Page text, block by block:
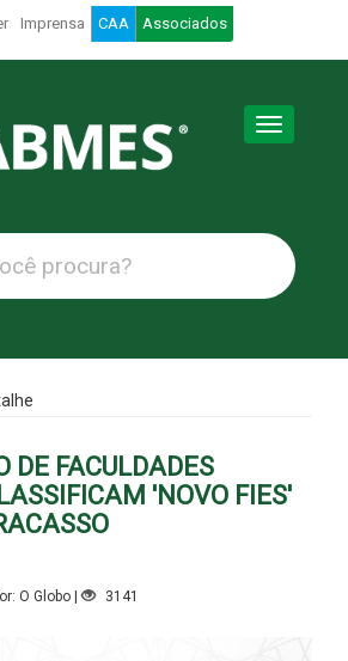
Imprensa CAA Associados
Toggle
DE FACULDADES
'NOVO FIES'
O Globo | 3141